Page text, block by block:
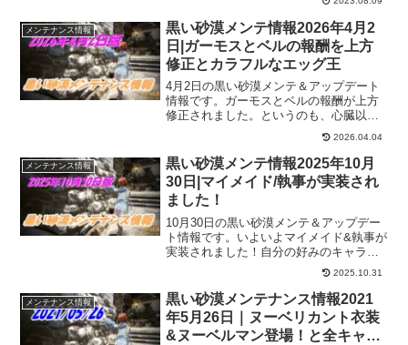
す。そして、シーズンの時に「あったら
いいな…」と思ってた狩り場のマルニの
密室が追加されてます。
メンテナンス情報
黒い砂漠メンテ情報2026年4月2
日|ガーモスとベルの報酬を上方
修正とカラフルなエッグ王
4月2日の黒い砂漠メンテ＆アップデート
情報です。ガーモスとベルの報酬が上方
修正されました。というのも、心臓以外
がちょっとね…という部分を改善という
ことで、これはありがたい修正です。ま
た、イベントもカラフルなエッグ王関連
があるので参加しておきたいところで
す。
2026.04.04
メンテナンス情報
黒い砂漠メンテ情報2025年10月
30日|マイメイド/執事が実装され
ました！
10月30日の黒い砂漠メンテ＆アップデー
ト情報です。いよいよマイメイド&執事が
実装されました！自分の好みのキャラと
衣装で着飾れるなんて、ずっと傍に居て
ほしくなりますね。衣装に関しては色々
制約があるようですが、着なくなった衣
装とかあると有効活用できるかもです
ね。
2025.10.31
メンテナンス情報
黒い砂漠メンテナンス情報2021
年5月26日｜ヌーベリカント衣装
&ヌーベルマン登場！と全キャラ